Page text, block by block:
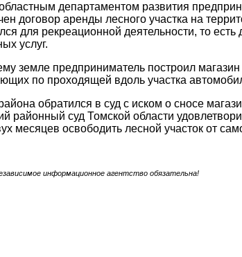
департаментом развития
договор аренды лесного участка на
для рекреационной деятельности, то
услуг.
земле предприниматель построил
по проходящей вдоль участка
обратился в суд с иском о сносе
районный суд Томской области
месяцев освободить лесной участок от
информационное агентство обязательна!